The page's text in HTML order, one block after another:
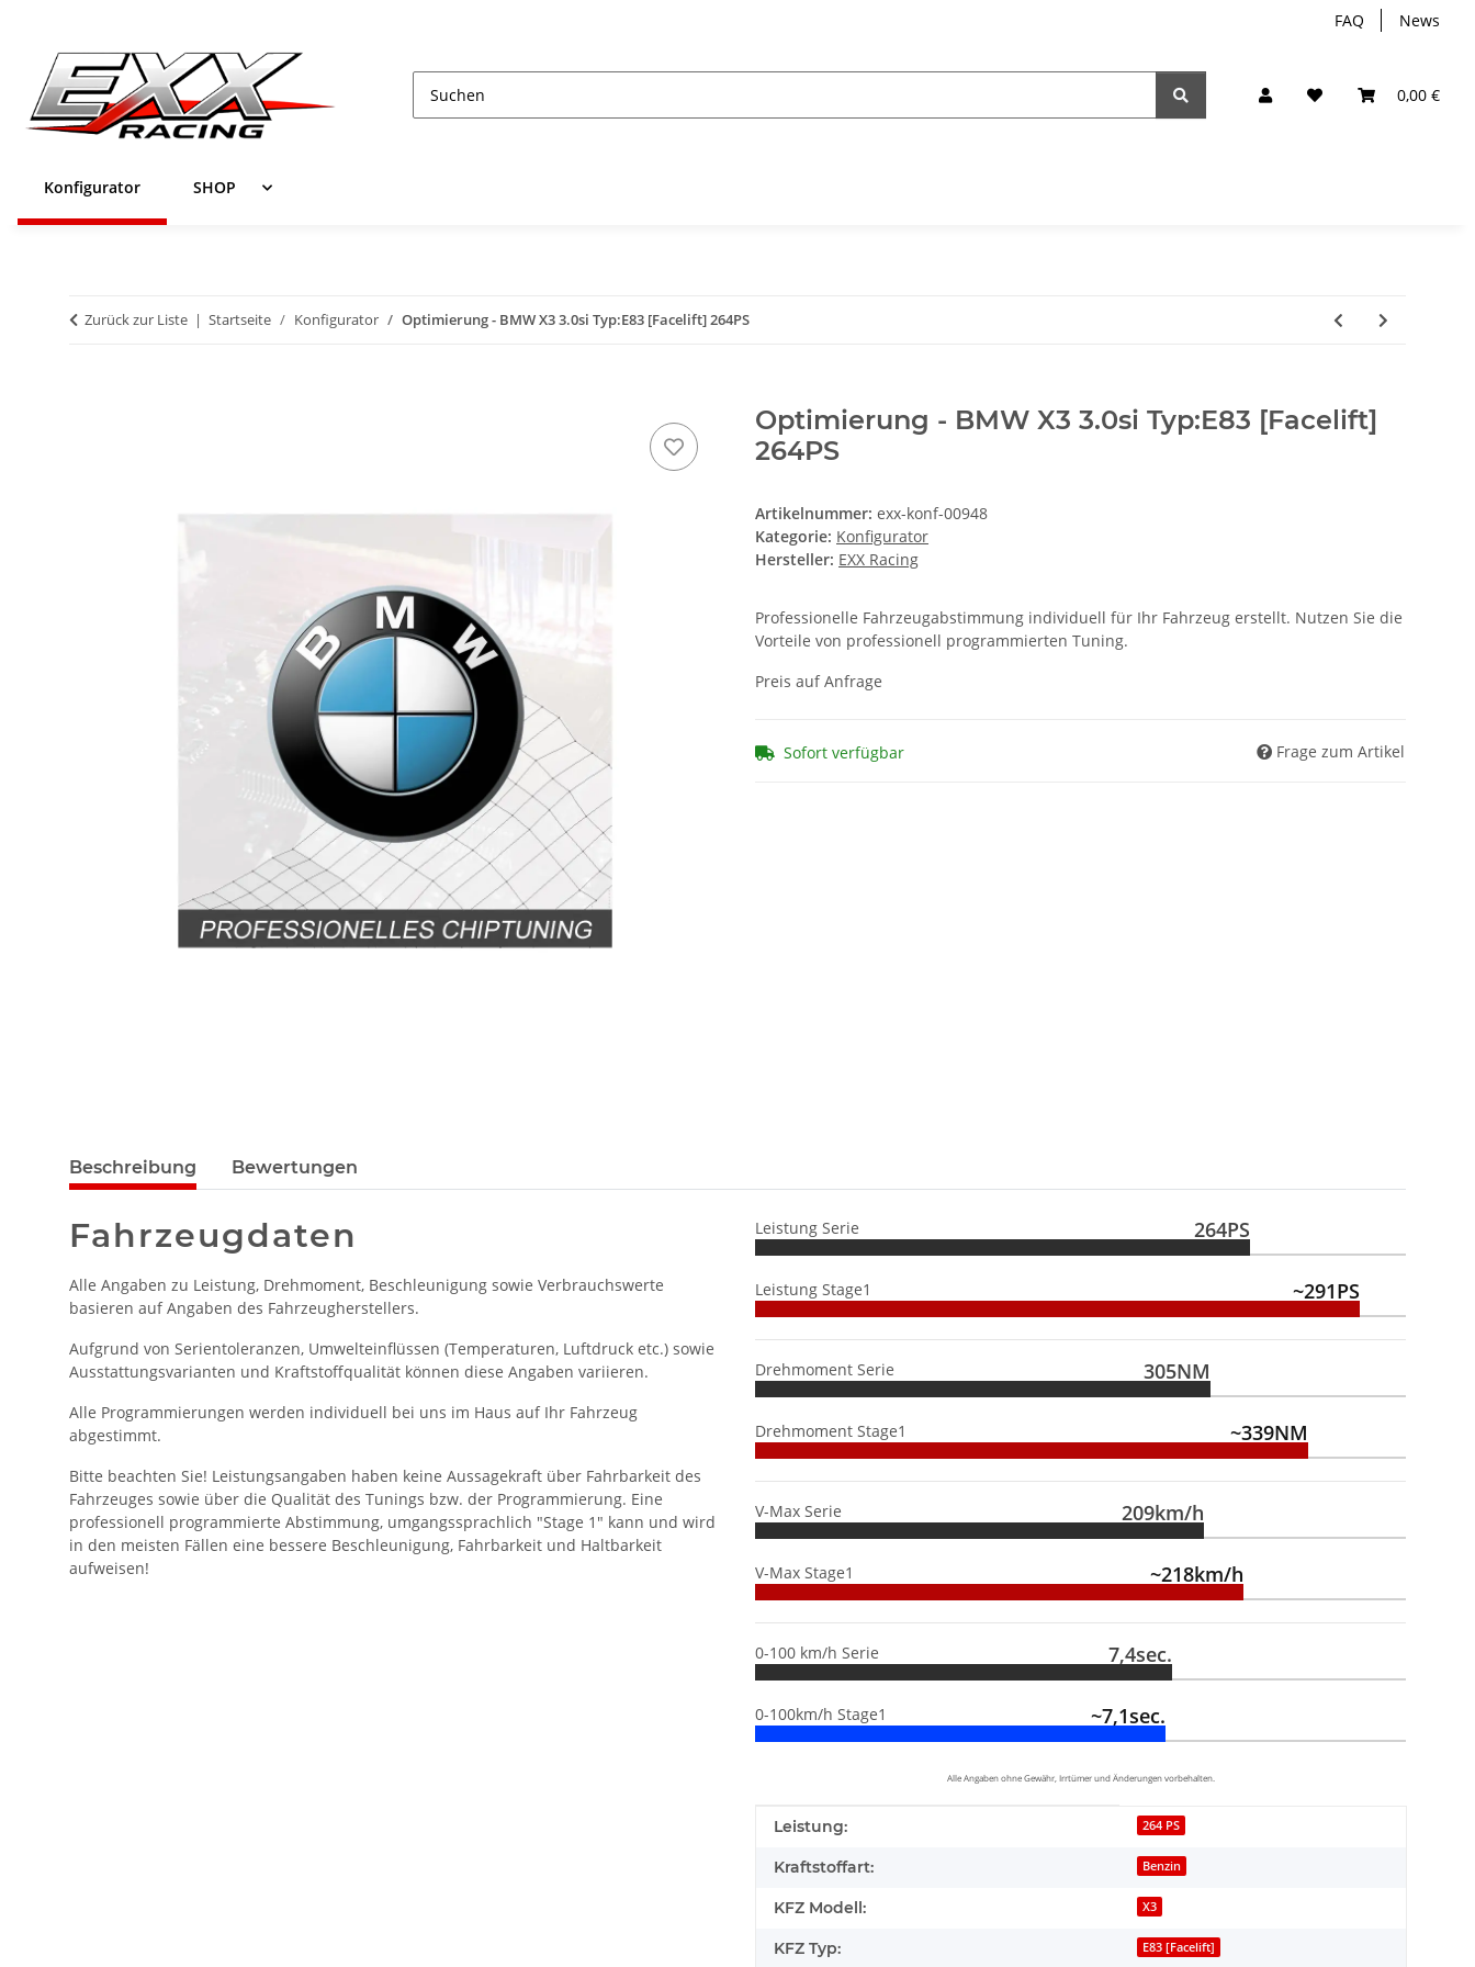
FAQ News
0,00 €
Konfigurator SHOP
Zurück zur Liste Startseite Konfigurator Optimierung - BMW X3 3.0si Typ:E83 [Facelift] 264PS
Optimierung - BMW X3 3.0si Typ:E83 [Facelift]
264PS
Artikelnummer: exx-konf-00948
Kategorie: Konfigurator
Hersteller: EXX Racing
Professionelle Fahrzeugabstimmung individuell für Ihr Fahrzeug erstellt. Nutzen Sie die
Vorteile von professionell programmierten Tuning.
Preis auf Anfrage
Sofort verfügbar Frage zum Artikel
Beschreibung Bewertungen
Fahrzeugdaten
Alle Angaben zu Leistung, Drehmoment, Beschleunigung sowie Verbrauchswerte
basieren auf Angaben des Fahrzeugherstellers.
Aufgrund von Serientoleranzen, Umwelteinflüssen (Temperaturen, Luftdruck etc.) sowie
Ausstattungsvarianten und Kraftstoffqualität können diese Angaben variieren.
Alle Programmierungen werden individuell bei uns im Haus auf Ihr Fahrzeug
abgestimmt.
Bitte beachten Sie! Leistungsangaben haben keine Aussagekraft über Fahrbarkeit des
Fahrzeuges sowie über die Qualität des Tunings bzw. der Programmierung. Eine
professionell programmierte Abstimmung, umgangssprachlich "Stage 1" kann und wird
in den meisten Fällen eine bessere Beschleunigung, Fahrbarkeit und Haltbarkeit
aufweisen!
Leistung Serie 264PS
Leistung Stage1 ~291PS
Drehmoment Serie 305NM
Drehmoment Stage1 ~339NM
V-Max Serie 209km/h
V-Max Stage1 ~218km/h
0-100 km/h Serie 7,4sec.
0-100km/h Stage1 ~7,1sec.
Alle Angaben ohne Gewähr, Irrtümer und Änderungen vorbehalten.
Produkteigenschaft
Wert
Leistung: 264 PS
Kraftstoffart: Benzin
KFZ Modell: X3
KFZ Typ: E83 [Facelift]